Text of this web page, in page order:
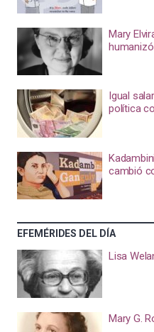
Mary
Igual
política
cambió
EFEMÉRIDES DEL DÍA
Lisa
Mary G.